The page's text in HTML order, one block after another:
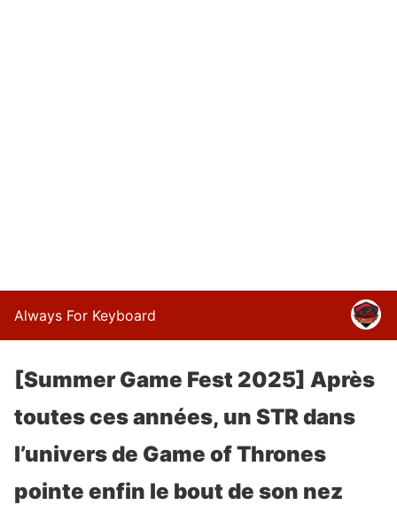
Always For Keyboard
[Summer Game Fest 2025] Après
toutes ces années, un STR dans
l’univers de Game of Thrones
pointe enfin le bout de son nez